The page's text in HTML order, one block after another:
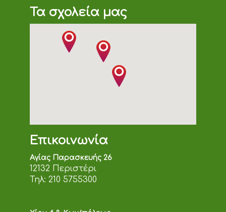
Τα σχολεία μας
Επικοινωνία
Αγίας Παρασκευής 26
12132 Περιστέρι
Τηλ: 210 5755300